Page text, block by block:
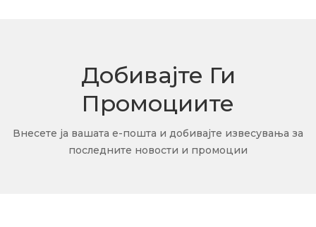
Добивајте Ги
Промоциите
Внесете ја вашата е-пошта и добивајте извесувања за
последните новости и промоции